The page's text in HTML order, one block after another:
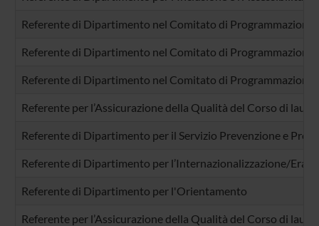
Referente di Dipartimento nel Comitato di
Referente di Dipartimento nel Comitato di
Referente di Dipartimento nel Comitato di
Referente per l’Assicurazione della Qualità del Corso di
Referente di Dipartimento per il Servizio Prevenzione e
Referente di Dipartimento per l’Internazionalizzazione/
Referente di Dipartimento per l'Orientamento
Referente per l’Assicurazione della Qualità del Corso di